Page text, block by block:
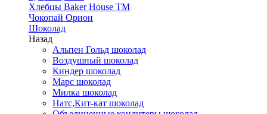
Хлебцы Baker House ТМ
Чокопай Орион
Шоколад
Назад
Альпен Гольд шоколад
Воздушный шоколад
Киндер шоколад
Марс шоколад
Милка шоколад
Натс,Кит-кат шоколад